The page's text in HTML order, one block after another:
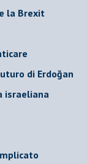
la Brexit
di Erdoğan
israeliana